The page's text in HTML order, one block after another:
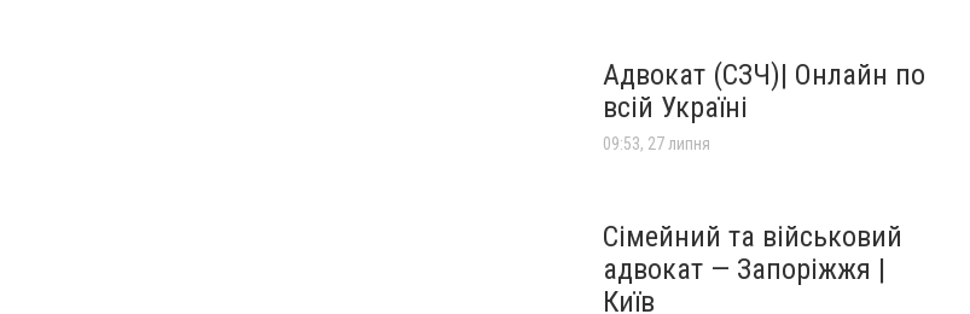
Адвокат (СЗЧ)| Онлайн по
всій Україні
09:53, 27 липня
Сімейний та військовий
адвокат — Запоріжжя |
Київ